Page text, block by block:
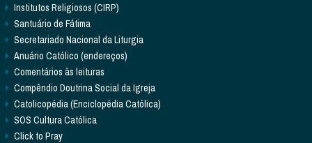
Institutos Religiosos (CIRP)
Santuário de Fátima
Secretariado Nacional da Liturgia
Anuário Católico (endereços)
Comentários às leituras
Compêndio Doutrina Social da Igreja
Catolicopédia (Enciclopédia Católica)
SOS Cultura Católica
Click to Pray